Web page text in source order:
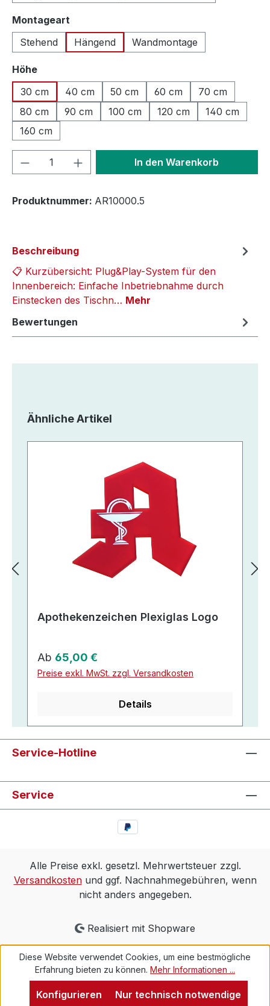
Montageart
Stehend
Hängend Wandmontage
Höheauswählen
30 cm
40 cm 50 cm 60 cm
70 cm
80 cm
90 cm 100 cm 120 cm
140 cm
160 cm
Produkt Anzahl: Gib denIn den Warenkorb
Produktnummer: AR10000.5
Beschreibung
📋 Kurzübersicht: Plug&Play-System für den
Innenbereich: Einfache Inbetriebnahme durch
Einstecken des Tischn… Mehr
Bewertungen
Produktgalerie überspringen
Ähnliche Artikel
Apothekenzeichen Plexiglas Logo
Regulärer Preis:
Ab 65,00 €
Preise exkl. MwSt. zzgl. Versandkosten
Details
Service-Hotline
Service
Alle Preise exkl. gesetzl. Mehrwertsteuer zzgl.
Versandkostenund ggf. Nachnahmegebühren, wenn
nicht anders angegeben.
Realisiert mit Shopware
Diese Website verwendet Cookies, um eine bestmögliche
Erfahrung bieten zu können. Mehr Informationen ...
Nur technisch notwendige
Konfigurieren